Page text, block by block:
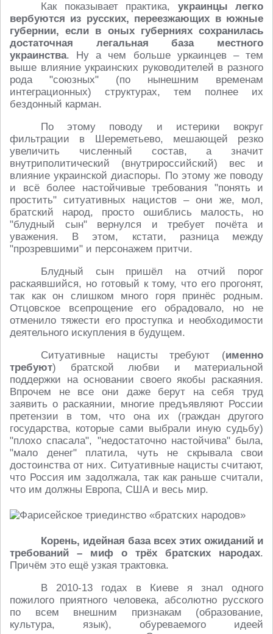
Как показывает практика, украинцы легко
вербуются из русских, переезжающих в южные
губернии, если в оных губерниях сохранилась
достаточная легальная база местного
украинства. Ну а чем больше уркаинцев – тем
выше влияние украинских руководителей в разного
рода "союзных" (по нынешним временам
интеграционных) структурах, тем полнее их
бездонный карман.
По этому поводу и истерики вокруг
фильтрации в Шереметьево, мешающей резко
увеличить численный состав, а значит
внутриполитический (внутрироссийский) вес и
влияние украинской диаспоры. По этому же поводу
и всё более настойчивые требования "понять и
простить" ситуативных нацистов – они же, мол,
братский народ, просто ошиблись малость, но
"блудный сын" вернулся и требует почёта и
уважения. В этом, кстати, разница между
"прозревшими" и персонажем притчи.
Блудный сын пришёл на отчий порог
раскаявшийся, но готовый к тому, что его прогонят,
так как он слишком много горя принёс родным.
Отцовское всепрощение его обрадовало, но не
отменило тяжести его проступка и необходимости
деятельного искупления в будущем.
Ситуативные нацисты требуют (именно
требуют) братской любви и материальной
поддержки на основании своего якобы раскаяния.
Впрочем не все они даже берут на себя труд
заявить о раскаянии, многие предъявляют России
претензии в том, что она их (граждан другого
государства, которые сами выбрали иную судьбу)
"плохо спасала", "недостаточно настойчива" была,
"мало денег" платила, чуть не скрывала свои
достоинства от них. Ситуативные нацисты считают,
что Россия им задолжала, так как раньше считали,
что им должны Европа, США и весь мир.
Корень, идейная база всех этих ожиданий и
требований – миф о трёх братских народах.
Причём это ещё узкая трактовка.
В 2010-13 годах в Киеве я знал одного
пожилого приятного человека, абсолютно русского
по всем внешним признакам (образование,
культура, язык), обуреваемого идеей